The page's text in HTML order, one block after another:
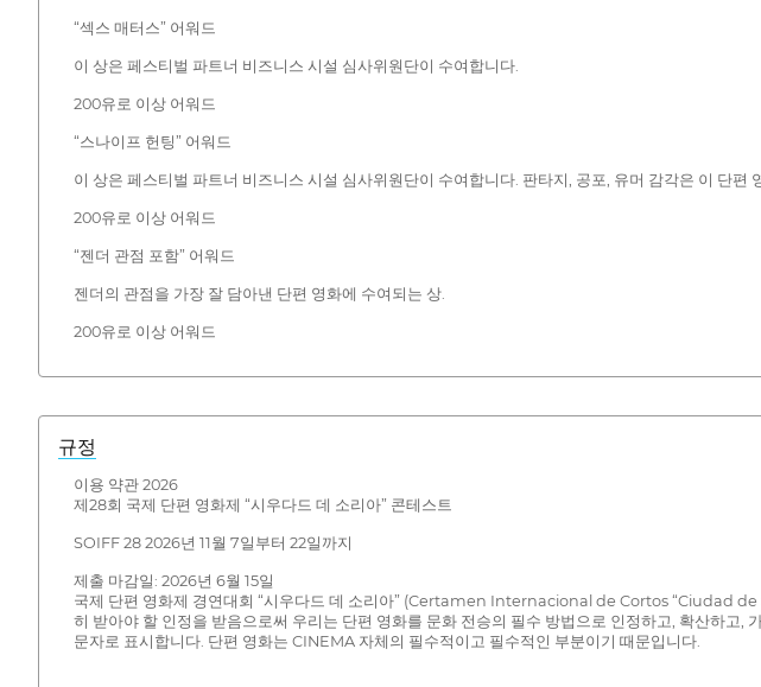
“섹스 매터스” 어워드
이 상은 페스티벌 파트너 비즈니스 시설 심사위원단이 수여합니다.
200유로 이상 어워드
“스나이프 헌팅” 어워드
이 상은 페스티벌 파트너 비즈니스 시설 심사위원단이 수여합니다. 판타지, 공포, 유머 감각은 이 단편
200유로 이상 어워드
“젠더 관점 포함” 어워드
젠더의 관점을 가장 잘 담아낸 단편 영화에 수여되는 상.
200유로 이상 어워드
규정
이용 약관 2026
제28회 국제 단편 영화제 “시우다드 데 소리아” 콘테스트
SOIFF 28 2026년 11월 7일부터 22일까지
제출 마감일: 2026년 6월 15일
국제 단편 영화제 경연대회 “시우다드 데 소리아” (Certamen Internacional de Cortos “Ciudad de
히 받아야 할 인정을 받음으로써 우리는 단편 영화를 문화 전승의 필수 방법으로 인정하고, 확산하고
문자로 표시합니다. 단편 영화는 CINEMA 자체의 필수적이고 필수적인 부분이기 때문입니다.